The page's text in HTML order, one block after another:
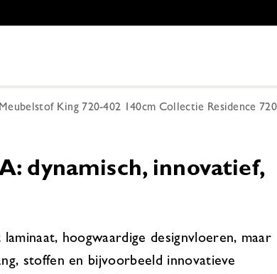
Meubelstof King 720-402 140cm Collectie Residence 720
dynamisch, innovatief,
hoogwaardige designvloeren, maar
stoffen en bijvoorbeeld innovatieve